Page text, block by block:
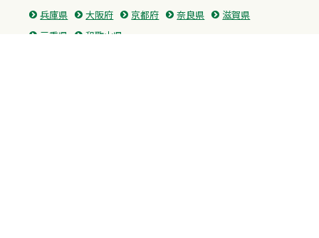
兵庫県 大阪府 京都府 奈良県
滋賀県
三重県
和歌山県